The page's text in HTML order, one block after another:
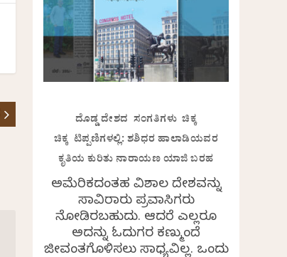
ದೊಡ್ಡ ದೇಶದ ಸಂಗತಿಗಳು ಚಿಕ್ಕ
ಚಿಕ್ಕ ಟಿಪ್ಪಣಿಗಳಲ್ಲಿ: ಶಶಿಧರ ಹಾಲಾಡಿಯವರ
ಕೃತಿಯ ಕುರಿತು ನಾರಾಯಣ ಯಾಜಿ ಬರಹ
ಅಮೆರಿಕದಂತಹ ವಿಶಾಲ ದೇಶವನ್ನು
ಸಾವಿರಾರು ಪ್ರವಾಸಿಗರು
ನೋಡಿರಬಹುದು. ಆದರೆ ಎಲ್ಲರೂ
ಅದನ್ನು ಓದುಗರ ಕಣ್ಮುಂದೆ
ಜೀವಂತಗೊಳಿಸಲು ಸಾಧ್ಯವಿಲ್ಲ. ಒಂದು